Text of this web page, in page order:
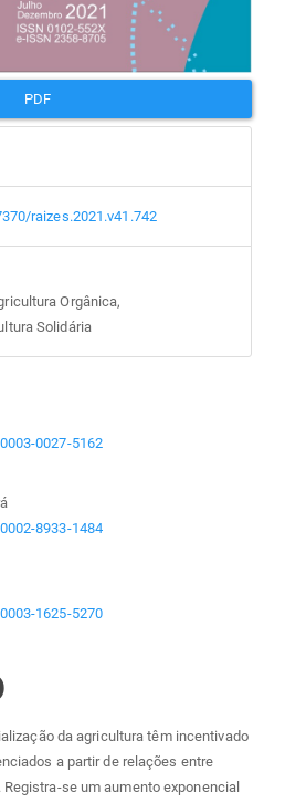
PDF
raizes.2021.v41.742
Orgânica,
Solidária
0027-5162
8933-1484
1625-5270
da agricultura têm incentivado
a partir de relações entre
se um aumento exponencial